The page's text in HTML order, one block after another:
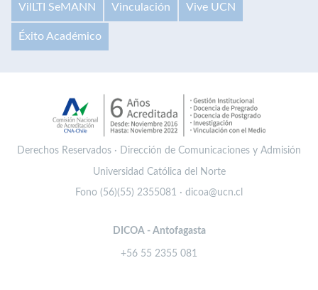
VilLTI SeMANN Vinculación Vive UCN
Éxito Académico
Derechos Reservados · Dirección de Comunicaciones y Admisión
Universidad Católica del Norte
Fono (56)(55) 2355081 · dicoa@ucn.cl
DICOA - Antofagasta
+56 55 2355 081